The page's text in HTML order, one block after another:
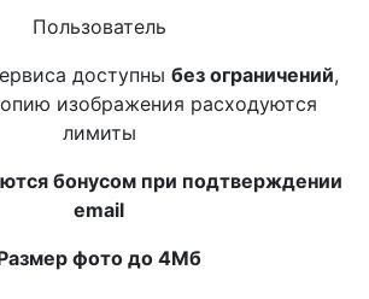
Пользователь
доступны без ограничений,
изображения расходуются
лимиты
бонусом при подтверждении
email
фото до 4Мб